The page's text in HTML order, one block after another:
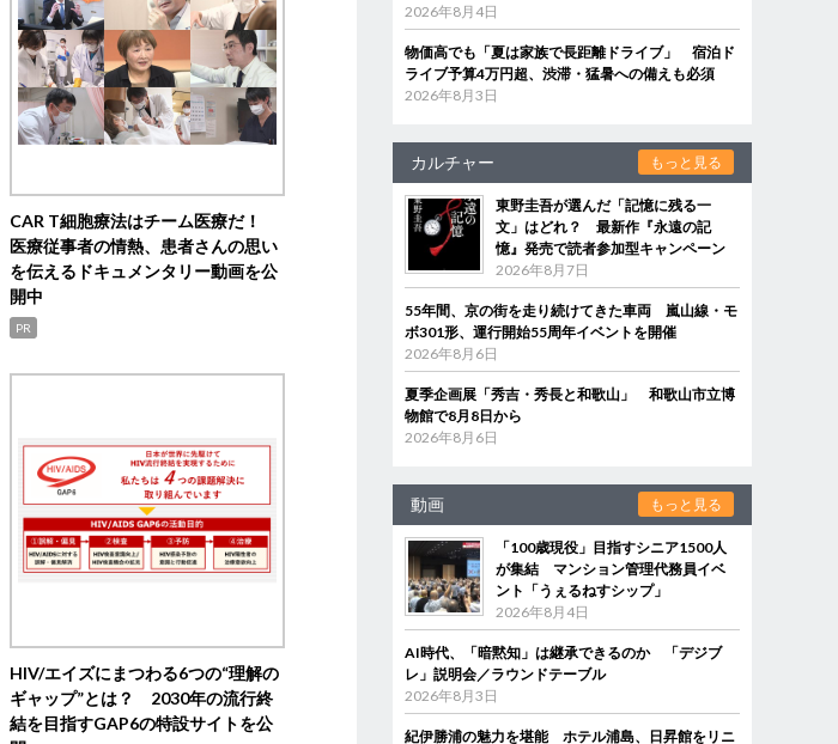
CAR T細胞療法はチーム医療だ！
医療従事者の情熱、患者さんの思い
を伝えるドキュメンタリー動画を公
開中
PR
HIV/エイズにまつわる6つの“理解の
ギャップ”とは？ 2030年の流行終
結を目指すGAP6の特設サイトを公
2026年8月4日
物価高でも「夏は家族で長距離ドライブ」 宿泊ド
ライブ予算4万円超、渋滞・猛暑への備えも必須
2026年8月3日
カルチャー もっと見る
東野圭吾が選んだ「記憶に残る一
文」はどれ？ 最新作『永遠の記
憶』発売で読者参加型キャンペーン
2026年8月7日
55年間、京の街を走り続けてきた車両 嵐山線・モ
ボ301形、運行開始55周年イベントを開催
2026年8月6日
夏季企画展「秀吉・秀長と和歌山」 和歌山市立博
物館で8月8日から
2026年8月6日
動画 もっと見る
「100歳現役」目指すシニア1500人
が集結 マンション管理代務員イベ
ント「うぇるねすシップ」
2026年8月4日
AI時代、「暗黙知」は継承できるのか 「デジブ
レ」説明会／ラウンドテーブル
2026年8月3日
紀伊勝浦の魅力を堪能 ホテル浦島、日昇館をリニ